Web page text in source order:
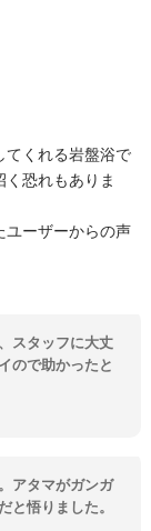
てくれる岩盤浴で
恐れもありま
ユーザーからの声
スタッフに大丈
ので助かったと
アタマがガンガ
と悟りました。